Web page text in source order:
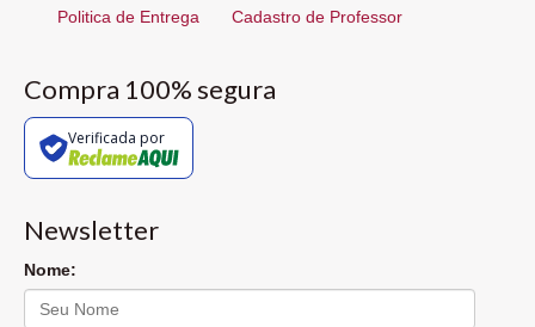
Politica de Entrega Cadastro de Professor
Compra 100% segura
Verificada por
Newsletter
Nome: